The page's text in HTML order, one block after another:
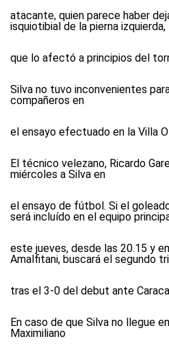
atacante, quien parece haber
isquiotibial de la pierna izquierda,
que lo afectó a principios del
Silva no tuvo inconvenientes
compañeros en
el ensayo efectuado en la Villa
El técnico velezano, Ricardo
miércoles a Silva en
el ensayo de fútbol. Si el
será incluído en el equipo
este jueves, desde las 20.15 y
Amalfitani, buscará el segundo
tras el 3-0 del debut ante
En caso de que Silva no llegue
Maximiliano